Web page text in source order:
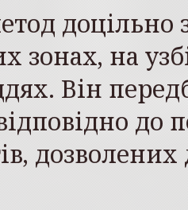
доцільно
зонах, на
Він
до